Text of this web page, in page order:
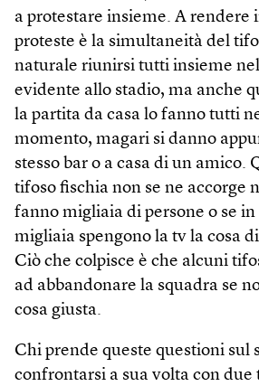
a protestare insieme. A rendere
proteste è la simultaneità del
naturale riunirsi tutti insieme
evidente allo stadio, ma anche
la partita da casa lo fanno tutti
momento, magari si danno
stesso bar o a casa di un amico.
tifoso fischia non se ne accorge
fanno migliaia di persone o se
migliaia spengono la tv la cosa
Ciò che colpisce è che alcuni
ad abbandonare la squadra se
cosa giusta.
Chi prende queste questioni sul
confrontarsi a sua volta con